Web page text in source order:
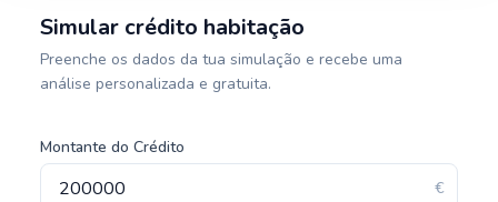
Simular crédito habitação
Preenche os dados da tua simulação e recebe uma
análise personalizada e gratuita.
Montante do Crédito
€